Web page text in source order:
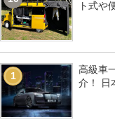
ト式や
1
高級車
介！ 日